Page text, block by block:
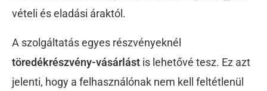
vételi és eladási áraktól.
A szolgáltatás egyes részvényeknél
töredékrészvény-vásárlást is lehetővé tesz. Ez azt
jelenti, hogy a felhasználónak nem kell feltétlenül